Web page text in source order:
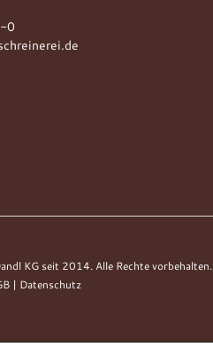
0
KG seit 2014. Alle Rechte vorbehalten.
| Datenschutz